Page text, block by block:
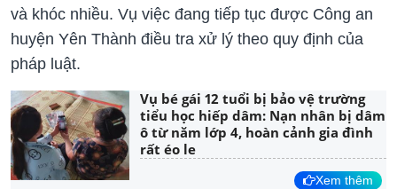
và khóc nhiều. Vụ việc đang tiếp tục được Công an
huyện Yên Thành điều tra xử lý theo quy định của
pháp luật.
Vụ bé gái 12 tuổi bị bảo vệ trường
tiểu học hiếp dâm: Nạn nhân bị dâm
ô từ năm lớp 4, hoàn cảnh gia đình
rất éo le
Xem thêm